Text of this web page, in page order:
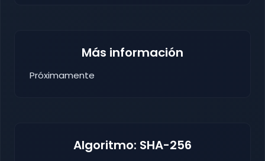
Más información
Próximamente
Algoritmo: SHA-256